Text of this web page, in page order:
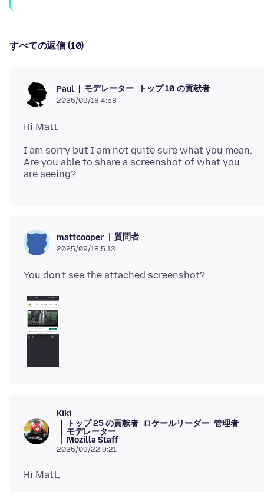
すべての返信 (10)
Paul モデレーター トップ 10 の貢献者
2025/09/18 4:58
I am sorry but I am not quite sure what you mean.
Are you able to share a screenshot of what you
mattcooper 質問者
2025/09/18 5:13
Kiki
トップ 25 の貢献者 ロケールリーダー 管理者
モデレーター
Mozilla Staff
2025/09/22 9:21